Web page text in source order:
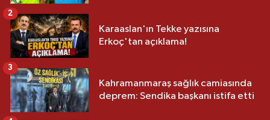
Karaaslan'ın Tekke yazısına
Erkoç'tan açıklama!
2
Kahramanmaraş sağlık camiasında
deprem: Sendika başkanı istifa etti
3